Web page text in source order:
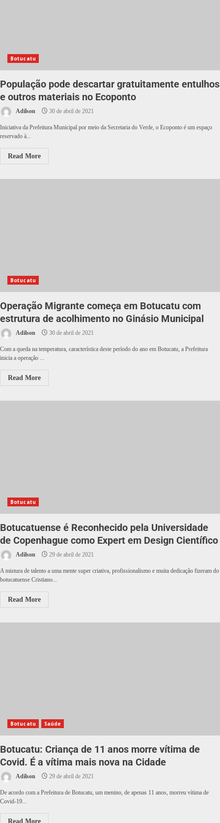
Botucatu
População pode descartar gratuitamente entulhos
e outros materiais no Ecoponto
Adilson 30 de abril de 2021
Iniciativa da Prefeitura Municipal por meio da Secretaria do Verde, o Ecoponto é um espaço
reservado à...
Read More
Botucatu
Operação Migrante começa em Botucatu com
estrutura de acolhimento no Ginásio Municipal
Adilson 30 de abril de 2021
Com a queda na temperatura, característica deste período do ano em Botucatu, a Prefeitura
inicia a operação ...
Read More
Botucatu
Botucatuense é Reconhecido pela Universidade
de Copenhague como Expert em Design Científico
Adilson 29 de abril de 2021
A mistura de talento a uma mente super criativa, profissionalismo e muita dedicação fizeram do
botucatuense Cristiano...
Read More
Botucatu Saúde
Botucatu: Criança de 11 anos morre vítima de
Covid. É a vítima mais nova na Cidade
Adilson 29 de abril de 2021
De acordo com a Prefeitura de Botucatu, um menino, de apenas 11 anos, morreu vítima de
Covid-19...
Read More